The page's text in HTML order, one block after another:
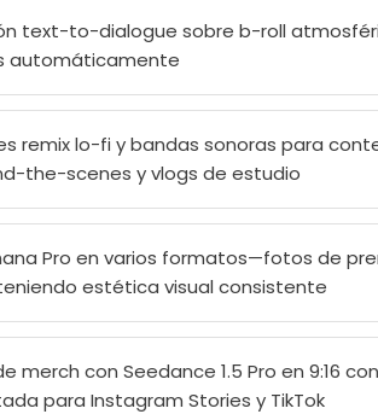
text-to-dialogue sobre b-roll
automáticamente
remix lo-fi y bandas sonoras para
the-scenes y vlogs de estudio
Pro en varios formatos—fotos de
estética visual consistente
con Seedance 1.5 Pro en 9:16
para Instagram Stories y TikTok